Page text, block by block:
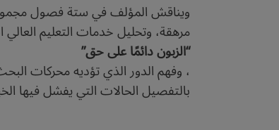
ويناقش المؤلف في ستة فصول
مرهقة، وتحليل خدمات التعليم
“الزبون دائمًا على حق”
، وفهم الدور الذي تؤديه محركات
بالتفصيل الحالات التي يفشل فيها